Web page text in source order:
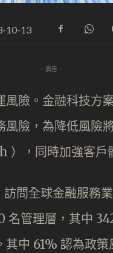
10-13
- 廣告 -
險。金融科技方
險，為降低風險
），同時加強客戶
問全球金融服務
管理層，其中
中 61% 認為政